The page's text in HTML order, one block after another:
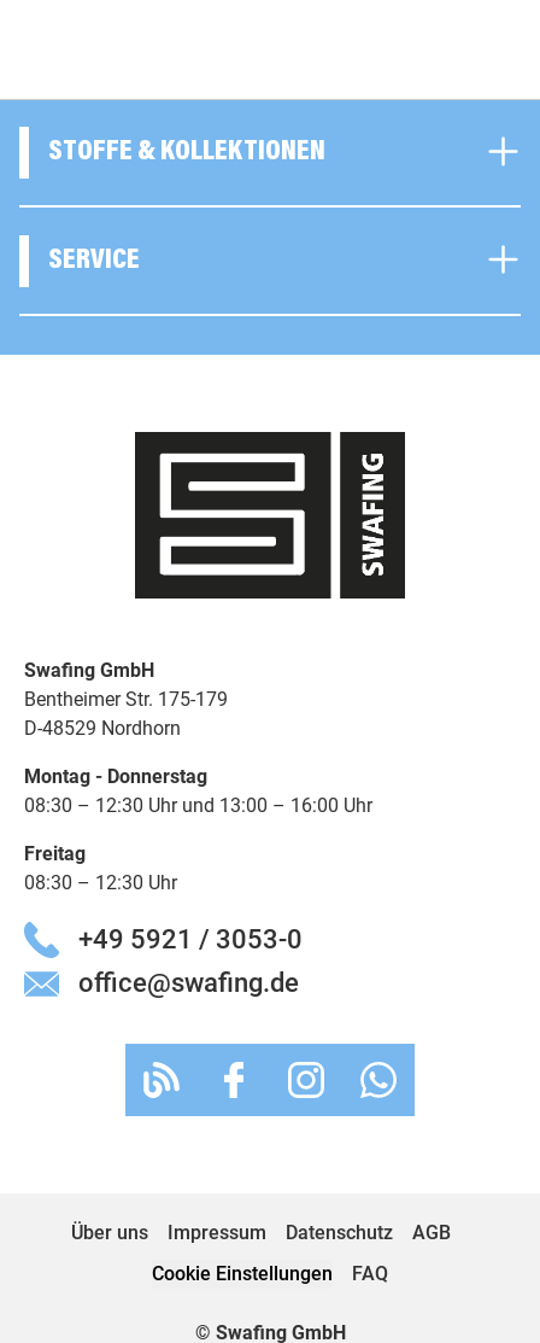
STOFFE & KOLLEKTIONEN
SERVICE
Swafing GmbH
Bentheimer Str. 175-179
D-48529 Nordhorn
Montag - Donnerstag
08:30 – 12:30 Uhr und 13:00 – 16:00 Uhr
Freitag
08:30 – 12:30 Uhr
+49 5921 / 3053-0
office@swafing.de
© Swafing GmbH
Über uns Impressum Datenschutz
AGB
Cookie Einstellungen
FAQ